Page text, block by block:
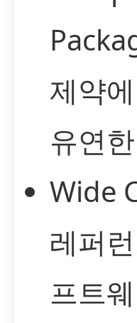
제약
유연
Wide
레퍼
프트